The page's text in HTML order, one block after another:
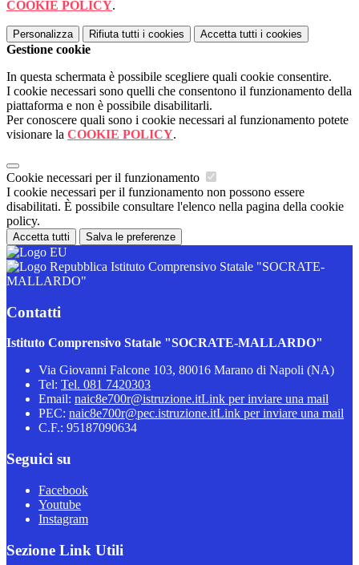
COOKIE POLICY.
Personalizza Rifiuta tutti i cookies Accetta tutti i cookies
Gestione cookie
In questa schermata è possibile scegliere quali cookie consentire.
I cookie necessari sono quelli che consentono il funzionamento della
piattaforma e non è possibile disabilitarli.
Per conoscere quali sono i cookie necessari al funzionamento potete
visionare la COOKIE POLICY.
Cookie necessari per il funzionamento
I cookie necessari per il funzionamento non possono essere
disabilitati. È possibile consultare l'elenco nella pagina della cookie
policy.
Accetta tutti Salva le preferenze
Istituto Comprensivo Statale "SOCRATE-
MALLARDO"
Contatti
Istituto Comprensivo Statale "SOCRATE-MALLARDO"
Via Giovanni Falcone 103, 80016 Marano di Napoli (NA)
Tel: Tel. 081 7420303
Email: naic8e700r@istruzione.itLink per inviare una mail
PEC: naic8e700r@pec.istruzione.itLink per inviare una mail
C.F.: 95187090634
Seguici su
Facebook
Youtube
Instagram
Sezione Link Utili